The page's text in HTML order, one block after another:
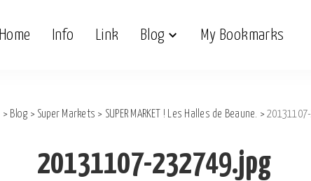
Home Info Link Blog My Bookmarks
> Blog > Super Markets > SUPER MARKET ! Les Halles de Beaune. >
20131107-232749.jpg